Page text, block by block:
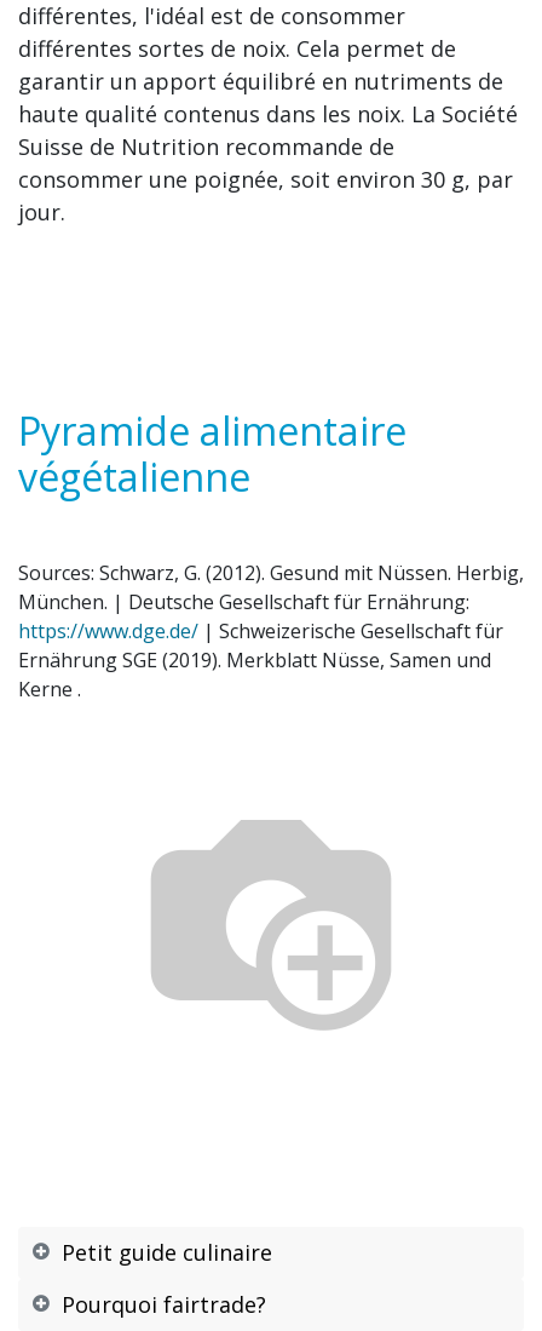
différentes, l'idéal est de consommer
différentes sortes de noix. Cela permet de
garantir un apport équilibré en nutriments de
haute qualité contenus dans les noix. La Société
Suisse de Nutrition recommande de
consommer une poignée, soit environ 30 g, par
jour.
Pyramide alimentaire
végétalienne
Sources: Schwarz, G. (2012). Gesund mit Nüssen. Herbig,
München. | Deutsche Gesellschaft für Ernährung:
https://www.dge.de/ | Schweizerische Gesellschaft für
Ernährung SGE (2019). Merkblatt Nüsse, Samen und
Kerne .
Petit guide culinaire
Pourquoi fairtrade?